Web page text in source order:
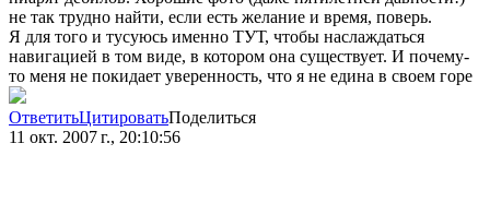
не так трудно найти, если есть желание и время, поверь.
Я для того и тусуюсь именно ТУТ, чтобы наслаждаться
навигацией в том виде, в котором она существует. И почему-
то меня не покидает уверенность, что я не едина в своем горе
ОтветитьЦитироватьПоделиться
11 окт. 2007 г., 20:10:56